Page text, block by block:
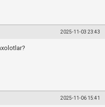
2025-11-03 23:43
2025-11-06 15:41